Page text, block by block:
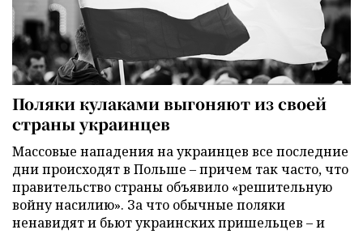
Поляки кулаками выгоняют из своей
страны украинцев
Массовые нападения на украинцев все последние
дни происходят в Польше – причем так часто, что
правительство страны объявило «решительную
войну насилию». За что обычные поляки
ненавидят и бьют украинских пришельцев – и